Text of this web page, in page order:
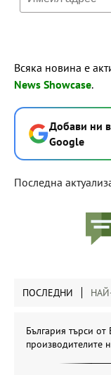
Всяка новина е
News Showcase.
Добави ни
Google
Последна
ПОСЛЕДНИ
България търси
производителите